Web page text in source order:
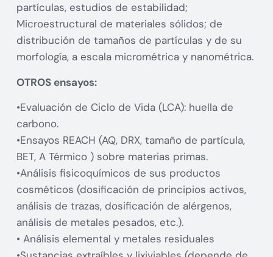
partículas, estudios de estabilidad;
Microestructural de materiales sólidos; de
distribución de tamaños de partículas y de su
morfología, a escala micrométrica y nanométrica.
OTROS ensayos:
•Evaluación de Ciclo de Vida (LCA): huella de
carbono.
•Ensayos REACH (AQ, DRX, tamaño de partícula,
BET, A Térmico ) sobre materias primas.
•Análisis fisicoquímicos de sus productos
cosméticos (dosificación de principios activos,
análisis de trazas, dosificación de alérgenos,
análisis de metales pesados, etc.).
• Análisis elemental y metales residuales